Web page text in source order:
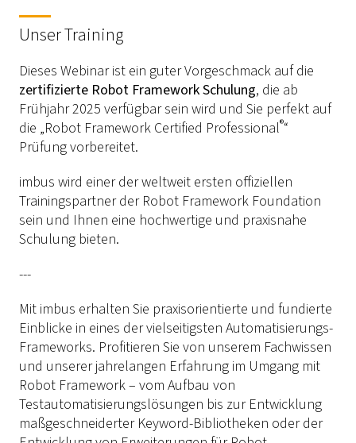
Unser Training
Dieses Webinar ist ein guter Vorgeschmack auf die
zertifizierte Robot Framework Schulung, die ab
Frühjahr 2025 verfügbar sein wird und Sie perfekt auf
die „Robot Framework Certified Professional®“
Prüfung vorbereitet.
imbus wird einer der weltweit ersten offiziellen
Trainingspartner der Robot Framework Foundation
sein und Ihnen eine hochwertige und praxisnahe
Schulung bieten.
---
Mit imbus erhalten Sie praxisorientierte und fundierte
Einblicke in eines der vielseitigsten Automatisierungs-
Frameworks. Profitieren Sie von unserem Fachwissen
und unserer jahrelangen Erfahrung im Umgang mit
Robot Framework – vom Aufbau von
Testautomatisierungslösungen bis zur Entwicklung
maßgeschneiderter Keyword-Bibliotheken oder der